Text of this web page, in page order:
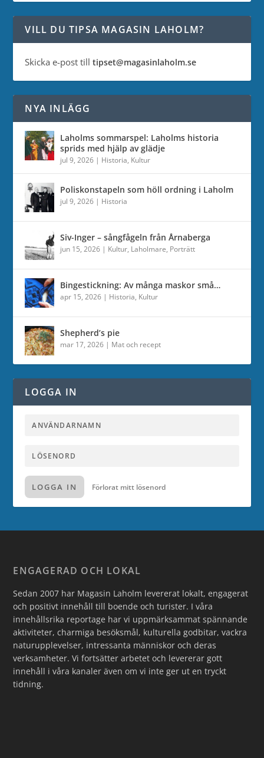
VILL DU TIPSA MAGASIN LAHOLM?
Skicka e-post tilltipset@magasinlaholm.se
NYA INLÄGG
Laholms sommarspel: Laholms historia
sprids med hjälp av glädje
jul 9, 2026 | Historia, Kultur
Poliskonstapeln som höll ordning i Laholm
jul 9, 2026 | Historia
Siv-Inger – sångfågeln från Årnaberga
jun 15, 2026 | Kultur, Laholmare, Porträtt
Bingestickning: Av många maskor små…
apr 15, 2026 | Historia, Kultur
Shepherd’s pie
mar 17, 2026 | Mat och recept
LOGGA IN
LOGGA IN Förlorat mitt lösenord
ENGAGERAD OCH LOKAL
Sedan 2007 har Magasin Laholm levererat lokalt, engagerat
och positivt innehåll till boende och turister. I våra
innehållsrika reportage har vi uppmärksammat spännande
aktiviteter, charmiga besöksmål, kulturella godbitar, vackra
naturupplevelser, intressanta människor och deras
verksamheter. Vi fortsätter arbetet och levererar gott
innehåll i våra kanaler även om vi inte ger ut en tryckt
tidning.